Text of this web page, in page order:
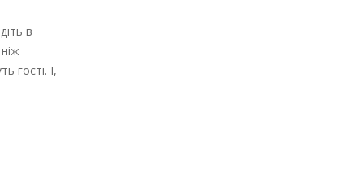
в
гості. І,